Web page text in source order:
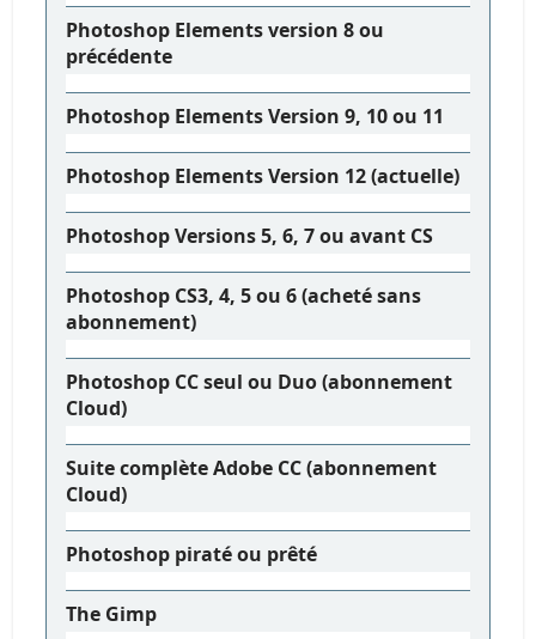
Photoshop Elements version 8 ou
précédente
Photoshop Elements Version 9, 10 ou 11
Photoshop Elements Version 12 (actuelle)
Photoshop Versions 5, 6, 7 ou avant CS
Photoshop CS3, 4, 5 ou 6 (acheté sans
abonnement)
Photoshop CC seul ou Duo (abonnement
Cloud)
Suite complète Adobe CC (abonnement
Cloud)
Photoshop piraté ou prêté
The Gimp